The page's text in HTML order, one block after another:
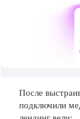
После
подключили